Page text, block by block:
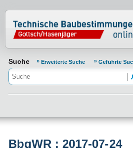
Normenportal
Suche Erweiterte Suche Geführte
BbgWR : 2017-07-24